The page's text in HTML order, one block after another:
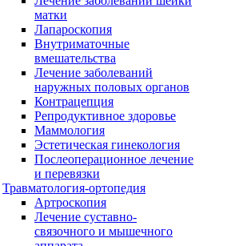
матки
Лапароскопия
Внутриматочные
вмешательства
Лечение заболеваний
наружных половых органов
Контрацепция
Репродуктивное здоровье
Маммология
Эстетическая гинекология
Послеоперационное лечение
и перевязки
Травматология-ортопедия
Артроскопия
Лечение суставно-
связочного и мышечного